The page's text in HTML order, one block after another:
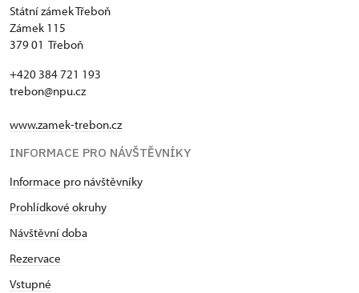
Státní zámek Třeboň
Zámek 115
379 01 Třeboň
+420 384 721 193
trebon@npu.cz
www.zamek-trebon.cz
INFORMACE PRO NÁVŠTĚVNÍKY
Informace pro návštěvníky
Prohlídkové okruhy
Návštěvní doba
Rezervace
Vstupné